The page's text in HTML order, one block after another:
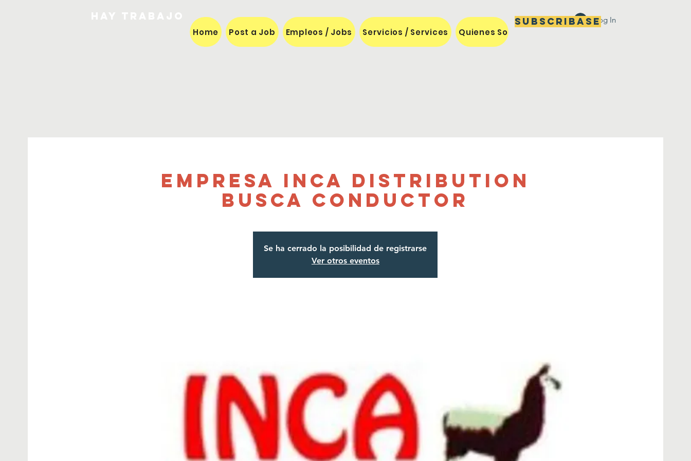
Subscribase
Home Post a Job Empleos / Jobs Servicios / Services Quienes Somos / Our Mission
Log In
Empresa INCA Distribution
busca conductor
Se ha cerrado la posibilidad de registrarse
Ver otros eventos